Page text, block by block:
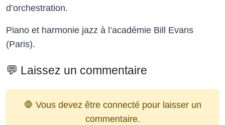
d’orchestration.
Piano et harmonie jazz à l’académie Bill Evans
(Paris).
💬 Laissez un commentaire
🛑 Vous devez être connecté pour laisser un
commentaire.